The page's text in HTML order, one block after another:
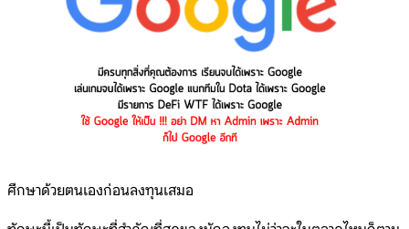
ศึกษาด้วยตนเองก่อนลงทุนเสมอ